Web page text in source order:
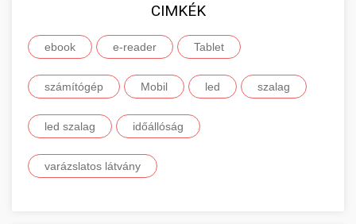
CIMKÉK
ebook e-reader Tablet
számítógép Mobil led szalag
led szalag időállóság
varázslatos látvány